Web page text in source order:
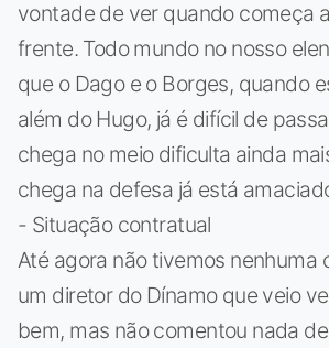
vontade de ver quando começa
frente. Todo mundo no nosso
que o Dago e o Borges, quando
além do Hugo, já é difícil de
chega no meio dificulta ainda
chega na defesa já está
- Situação contratual
Até agora não tivemos nenhuma
um diretor do Dínamo que veio
bem, mas não comentou nada